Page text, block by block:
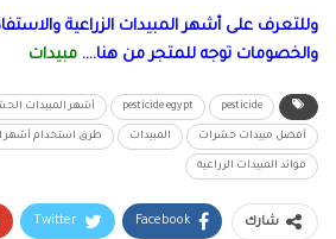
وللتعرف على أشهر المبيدات الزراعية
والخصومات توجه للمتجر من هنا…. مبيدات
pesticide
pesticide egypt أشهر المبيدات
أفضل مبيدات حشرات المبيدات طرق استخدام أشهر
فوائد المبيدات الزراعية
شارك Facebook
Twitter